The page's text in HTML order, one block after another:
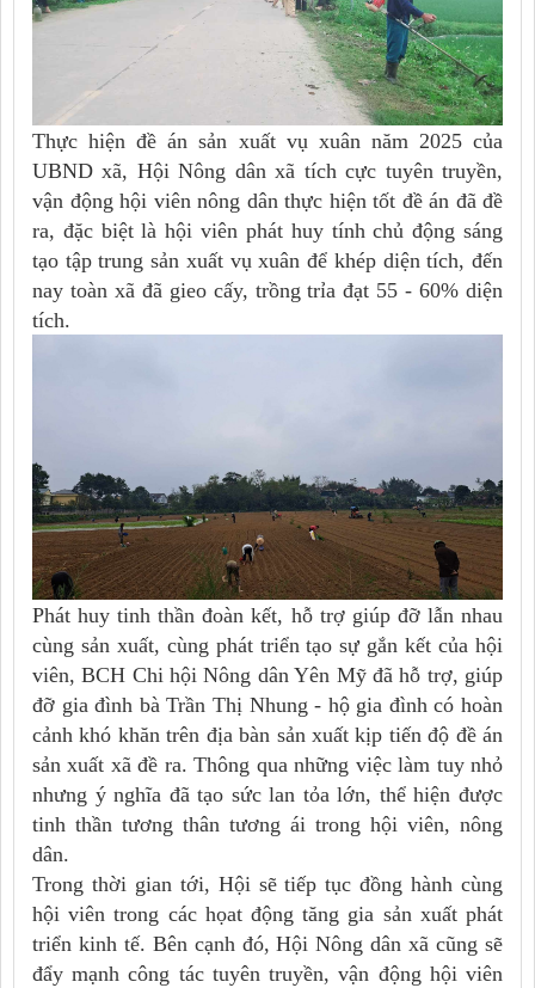
Thực hiện đề án sản xuất vụ xuân năm 2025 của
UBND xã, Hội Nông dân xã tích cực tuyên truyền,
vận động hội viên nông dân thực hiện tốt đề án đã đề
ra, đặc biệt là hội viên phát huy tính chủ động sáng
tạo tập trung sản xuất vụ xuân để khép diện tích, đến
nay toàn xã đã gieo cấy, trồng trỉa đạt 55 - 60% diện
tích.
Phát huy tinh thần đoàn kết, hỗ trợ giúp đỡ lẫn nhau
cùng sản xuất, cùng phát triển tạo sự gắn kết của hội
viên, BCH Chi hội Nông dân Yên Mỹ đã hỗ trợ, giúp
đỡ gia đình bà Trần Thị Nhung - hộ gia đình có hoàn
cảnh khó khăn trên địa bàn sản xuất kịp tiến độ đề án
sản xuất xã đề ra. Thông qua những việc làm tuy nhỏ
nhưng ý nghĩa đã tạo sức lan tỏa lớn, thể hiện được
tinh thần tương thân tương ái trong hội viên, nông
dân.
Trong thời gian tới, Hội sẽ tiếp tục đồng hành cùng
hội viên trong các họat động tăng gia sản xuất phát
triển kinh tế. Bên cạnh đó, Hội Nông dân xã cũng sẽ
đẩy mạnh công tác tuyên truyền, vận động hội viên